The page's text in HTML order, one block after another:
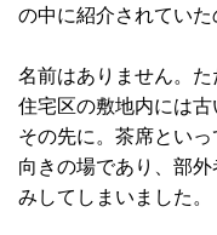
の中に紹介されていた
名前はありません。た
住宅区の敷地内には
その先に。茶席とい
向きの場であり、部
みしてしまいました。